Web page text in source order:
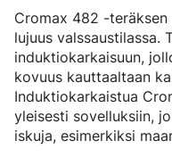
Pohjois-Amerikka
Etelä-Amerikka
Muu Maailma
Cromax 482 -
lujuus valssaustilassa.
induktiokarkaisuun,
kovuus kauttaaltaan
Induktiokarkaistua
yleisesti sovelluksiin,
iskuja, esimerkiksi